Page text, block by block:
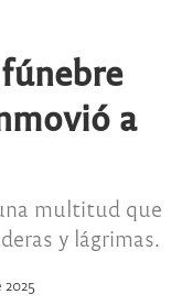
a
multitud que
y lágrimas.
2025